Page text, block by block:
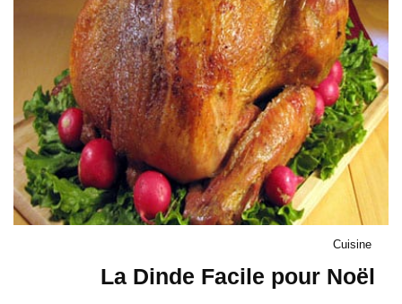
Cuisine
La Dinde Facile pour Noël